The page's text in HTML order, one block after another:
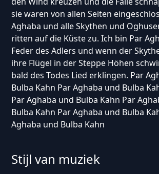
sie waren von allen Seiten
Aghaba und alle Skythen und
ritten auf die Küste zu. Ich bin Par
Feder des Adlers und wenn der
ihre Flügel in der Steppe Höhen
bald des Todes Lied erklingen. Par
Bulba Kahn Par Aghaba und Bulba
Par Aghaba und Bulba Kahn Par
Bulba Kahn Par Aghaba und Bulba
Aghaba und Bulba Kahn
Stijl van muziek